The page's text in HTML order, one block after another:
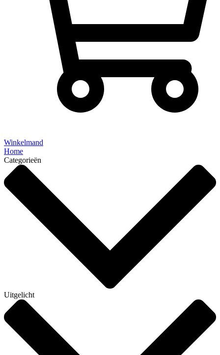
Winkelmand
Home
Categorieën
Uitgelicht